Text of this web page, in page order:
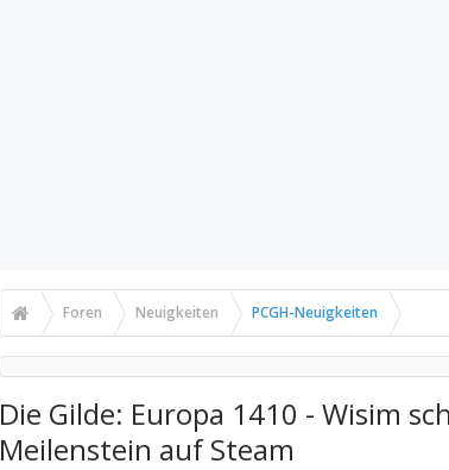
Foren Neuigkeiten PCGH-Neuigkeiten
Die Gilde: Europa 1410 - Wisim
Meilenstein auf Steam